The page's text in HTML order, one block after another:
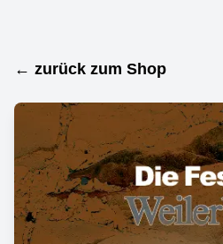
← zurück zum Shop